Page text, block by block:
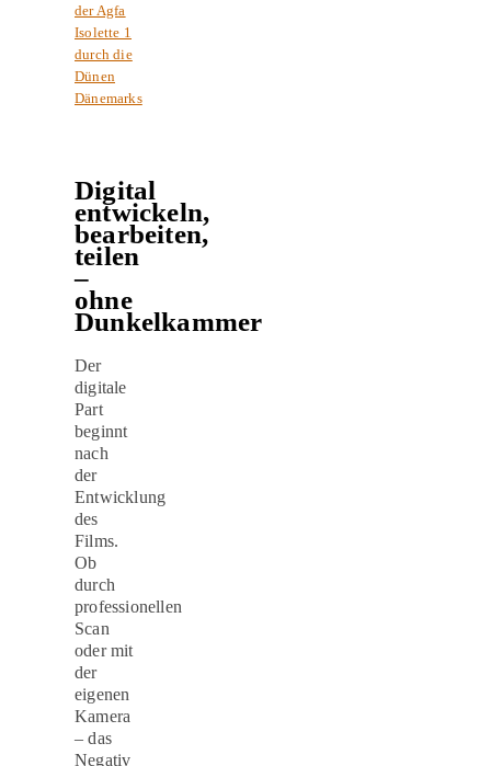
der Agfa
Isolette 1
durch die
Dünen
Dänemarks
Digital
entwickeln,
bearbeiten,
teilen
–
ohne
Dunkelkammer
Der
digitale
Part
beginnt
nach
der
Entwicklung
des
Films.
Ob
durch
professionellen
Scan
oder mit
der
eigenen
Kamera
– das
Negativ